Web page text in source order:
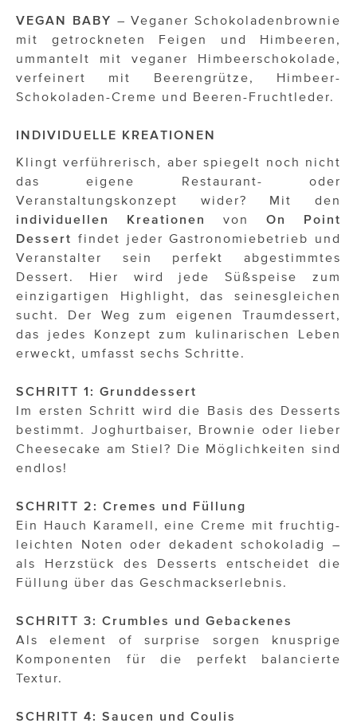
VEGAN BABY – Veganer Schokoladenbrownie
mit getrockneten Feigen und Himbeeren,
ummantelt mit veganer Himbeerschokolade,
verfeinert mit Beerengrütze, Himbeer-
Schokoladen-Creme und Beeren-Fruchtleder.
INDIVIDUELLE KREATIONEN
Klingt verführerisch, aber spiegelt noch nicht
das eigene Restaurant- oder
Veranstaltungskonzept wider? Mit den
individuellen Kreationen
von On Point
Dessert findet jeder Gastronomiebetrieb und
Veranstalter sein perfekt abgestimmtes
Dessert. Hier wird jede Süßspeise zum
einzigartigen Highlight, das seinesgleichen
sucht. Der Weg zum eigenen Traumdessert,
das jedes Konzept zum kulinarischen Leben
erweckt, umfasst sechs Schritte.
SCHRITT 1: Grunddessert
Im ersten Schritt wird die Basis des Desserts
bestimmt. Joghurtbaiser, Brownie oder lieber
Cheesecake am Stiel? Die Möglichkeiten sind
endlos!
SCHRITT 2: Cremes und Füllung
Ein Hauch Karamell, eine Creme mit fruchtig-
leichten Noten oder dekadent schokoladig –
als Herzstück des Desserts entscheidet die
Füllung über das Geschmackserlebnis.
SCHRITT 3: Crumbles und Gebackenes
Als element of surprise sorgen knusprige
Komponenten für die perfekt balancierte
Textur.
SCHRITT 4: Saucen und Coulis